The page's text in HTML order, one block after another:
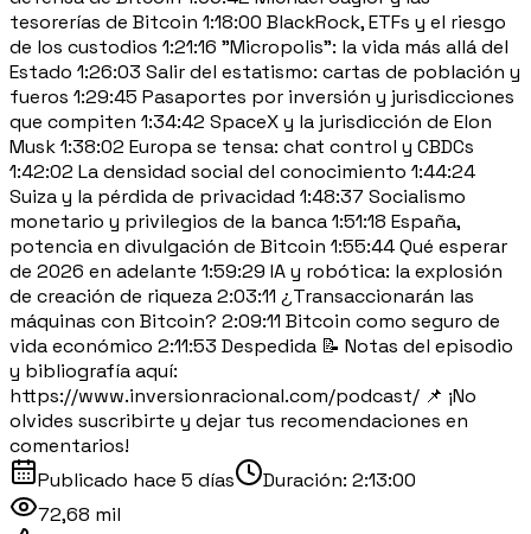
tesorerías de Bitcoin 1:18:00 BlackRock, ETFs y el riesgo
de los custodios 1:21:16 "Micropolis": la vida más allá del
Estado 1:26:03 Salir del estatismo: cartas de población y
fueros 1:29:45 Pasaportes por inversión y jurisdicciones
que compiten 1:34:42 SpaceX y la jurisdicción de Elon
Musk 1:38:02 Europa se tensa: chat control y CBDCs
1:42:02 La densidad social del conocimiento 1:44:24
Suiza y la pérdida de privacidad 1:48:37 Socialismo
monetario y privilegios de la banca 1:51:18 España,
potencia en divulgación de Bitcoin 1:55:44 Qué esperar
de 2026 en adelante 1:59:29 IA y robótica: la explosión
de creación de riqueza 2:03:11 ¿Transaccionarán las
máquinas con Bitcoin? 2:09:11 Bitcoin como seguro de
vida económico 2:11:53 Despedida 📝 Notas del episodio
y bibliografía aquí:
https://www.inversionracional.com/podcast/ 📌 ¡No
olvides suscribirte y dejar tus recomendaciones en
comentarios!
Publicado hace 5 días Duración: 2:13:00
72,68 mil